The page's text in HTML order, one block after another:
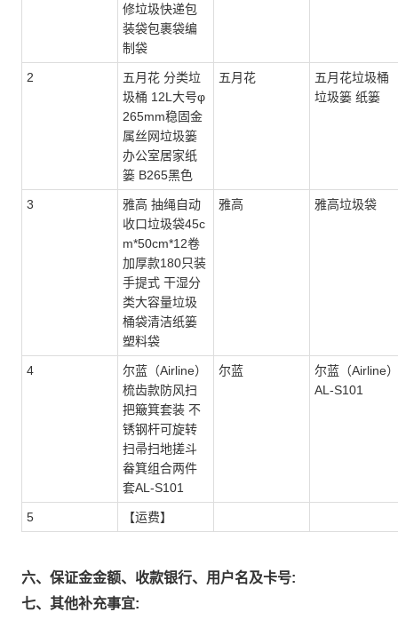
修垃圾快递包
装袋包裹袋编
制袋
2
五月花 分类垃
圾桶 12L大号φ
265mm稳固金
属丝网垃圾篓
办公室居家纸
篓 B265黑色
五月花
五月花垃圾桶
垃圾篓 纸篓
3
雅高 抽绳自动
收口垃圾袋45c
m*50cm*12卷
加厚款180只装
手提式 干湿分
类大容量垃圾
桶袋清洁纸篓
塑料袋
雅高 雅高垃圾袋
4
尔蓝（Airline）
梳齿款防风扫
把簸箕套装 不
锈钢杆可旋转
扫帚扫地搓斗
畚箕组合两件
套AL-S101
尔蓝
尔蓝（Airline）
AL-S101
5 【运费】
六、保证金金额、收款银行、用户名及卡号:
七、其他补充事宜: